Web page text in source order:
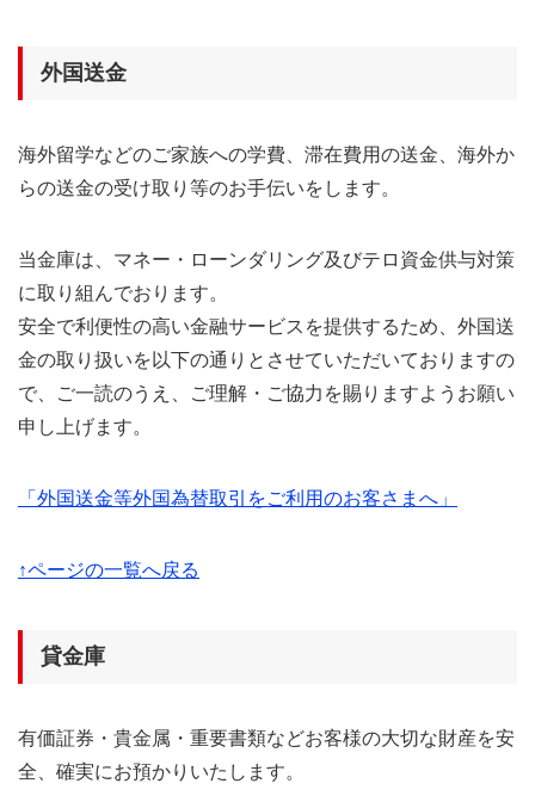
外国送金
海外留学などのご家族への学費、滞在費用の送金、海外か
らの送金の受け取り等のお手伝いをします。
当金庫は、マネー・ローンダリング及びテロ資金供与対策
に取り組んでおります。
安全で利便性の高い金融サービスを提供するため、外国送
金の取り扱いを以下の通りとさせていただいておりますの
で、ご一読のうえ、ご理解・ご協力を賜りますようお願い
申し上げます。
「外国送金等外国為替取引をご利用のお客さまへ」
↑ページの一覧へ戻る
貸金庫
有価証券・貴金属・重要書類などお客様の大切な財産を安
全、確実にお預かりいたします。